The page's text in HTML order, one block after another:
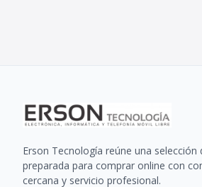
Erson Tecnología reúne una selección
preparada para comprar online con
cercana y servicio profesional.